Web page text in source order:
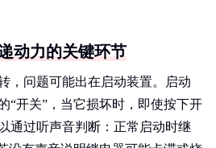
动力的关键环节
，问题可能出在启动装置。启动
“开关”，当它损坏时，即使按下开
通过听声音判断：正常启动时继